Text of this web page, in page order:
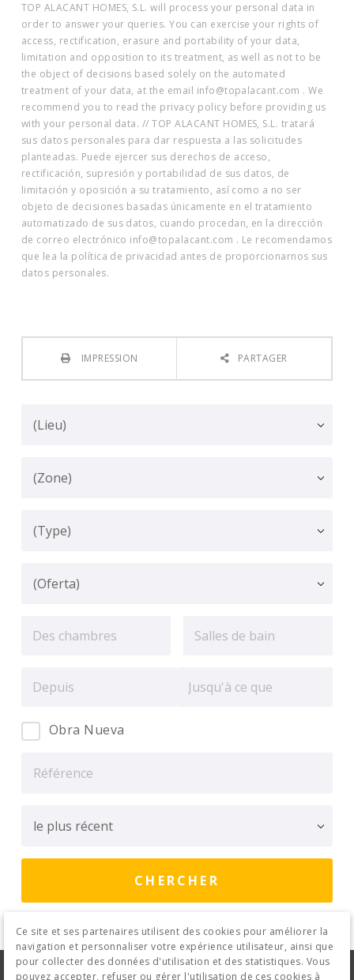
TOP ALACANT HOMES, S.L. will process your personal data in
order to answer your queries. You can exercise your rights of
access, rectification, erasure and portability of your data,
limitation and opposition to its treatment, as well as not to be
the object of decisions based solely on the automated
treatment of your data, at the email info@topalacant.com . We
recommend you to read the privacy policy before providing us
with your personal data. // TOP ALACANT HOMES, S.L. tratará
sus datos personales para dar respuesta a las solicitudes
planteadas. Puede ejercer sus derechos de acceso,
rectificación, supresión y portabilidad de sus datos, de
limitación y oposición a su tratamiento, así como a no ser
objeto de decisiones basadas únicamente en el tratamiento
automatizado de sus datos, cuando procedan, en la dirección
de correo electrónico info@topalacant.com . Le recomendamos
que lea la política de privacidad antes de proporcionarnos sus
datos personales.
IMPRESSION PARTAGER
Obra Nueva
Ce site et ses partenaires utilisent des cookies pour améliorer la
navigation et personnaliser votre expérience utilisateur, ainsi que
pour collecter des données d'utilisation et des statistiques. Vous
pouvez accepter, refuser ou gérer l'utilisation de ces cookies à